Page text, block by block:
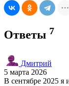
Ответы 7
Дмитрий
5 марта 2026
В сентябре 2025 я